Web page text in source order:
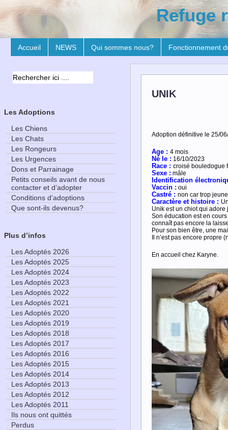
Refuge
Accueil NEWS Qui sommes nous? Fonctionnement
UNIK
Adoption définitive le 25/
Age : 4 mois
Né le : 16/10/2023
Race : croisé bouledogue
Sexe : mâle
Identification
Vaccin : oui
Castré : non car trop jeune
Caractère et histoire :
Unik est un chiot qui adore
Son éducation est en
connaît pas encore la
Pour son bien être, une
Il n’est pas encore
En accueil chez Karyne.
Les Adoptions
Les Chiens
Les Chats
Les Rongeurs
Les Urgences
Dons et Parrainage
Petits conseils avant de nous
contacter et d’adopter
Conditions d’adoptions
Que sont-ils devenus?
Plus d’infos
Les Adoptés 2026
Les Adoptés 2025
Les Adoptés 2024
Les Adoptés 2023
Les Adoptés 2022
Les Adoptés 2021
Les Adoptés 2020
Les Adoptés 2019
Les Adoptés 2018
Les Adoptés 2017
Les Adoptés 2016
Les Adoptés 2015
Les Adoptés 2014
Les Adoptés 2013
Les Adoptés 2012
Les Adoptés 2011
Ils nous ont quittés
Perdus